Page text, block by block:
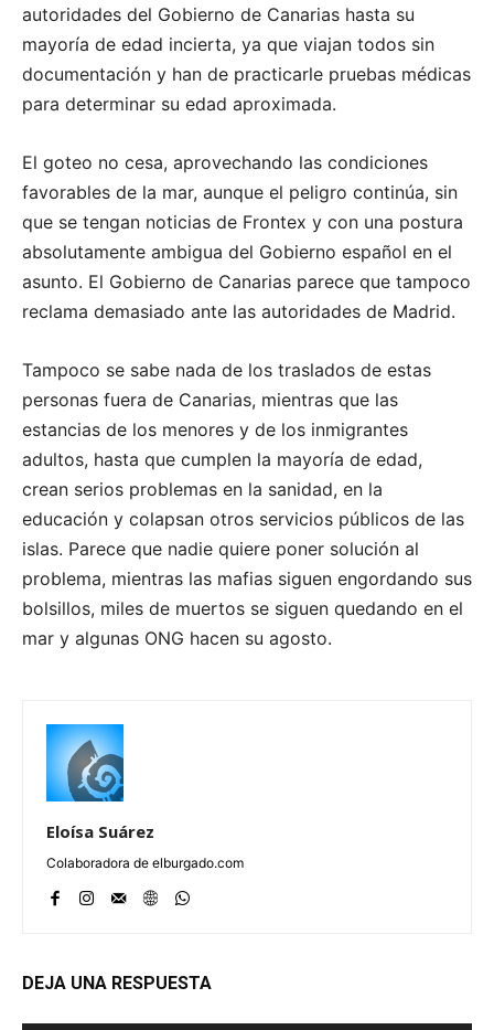
autoridades del Gobierno de Canarias hasta su
mayoría de edad incierta, ya que viajan todos sin
documentación y han de practicarle pruebas médicas
para determinar su edad aproximada.
El goteo no cesa, aprovechando las condiciones
favorables de la mar, aunque el peligro continúa, sin
que se tengan noticias de Frontex y con una postura
absolutamente ambigua del Gobierno español en el
asunto. El Gobierno de Canarias parece que tampoco
reclama demasiado ante las autoridades de Madrid.
Tampoco se sabe nada de los traslados de estas
personas fuera de Canarias, mientras que las
estancias de los menores y de los inmigrantes
adultos, hasta que cumplen la mayoría de edad,
crean serios problemas en la sanidad, en la
educación y colapsan otros servicios públicos de las
islas. Parece que nadie quiere poner solución al
problema, mientras las mafias siguen engordando sus
bolsillos, miles de muertos se siguen quedando en el
mar y algunas ONG hacen su agosto.
Eloísa Suárez
Colaboradora de elburgado.com
DEJA UNA RESPUESTA